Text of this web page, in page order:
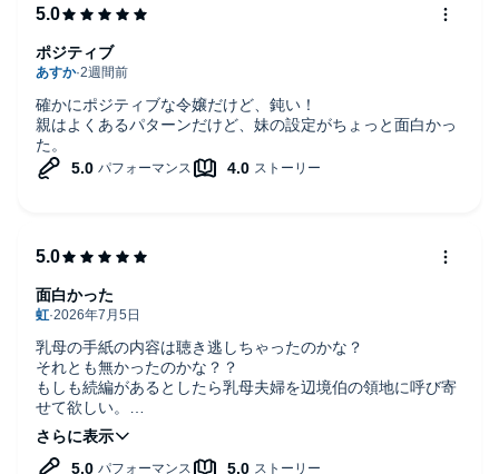
確かにポジティブな令嬢だけど、鈍い！
親はよくあるパターンだけど、妹の設定がちょっと面白かっ
た。
ポジティブ
乳母の手紙の内容は聴き逃しちゃったのかな？
それとも無かったのかな？？
もしも続編があるとしたら乳母夫婦を辺境伯の領地に呼び寄
せて欲しい。
主人公2人が幸せになりますように
面白かった